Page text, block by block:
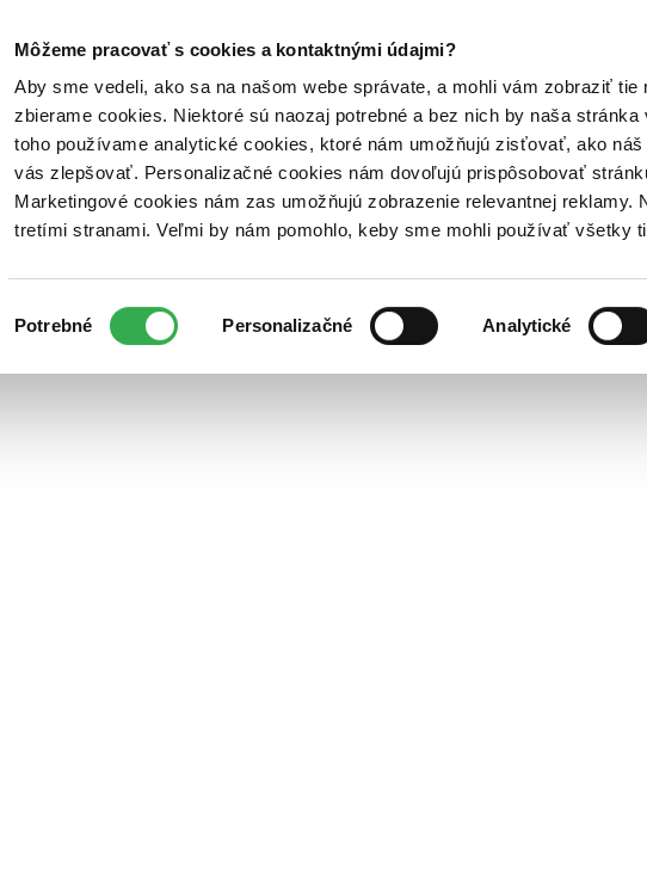
Môžeme pracovať s cookies a kontaktnými údajmi?
Aby sme vedeli, ako sa na našom webe správate, a mohli vám zobraziť tie
zbierame cookies. Niektoré sú naozaj potrebné a bez nich by naša stránka
toho používame analytické cookies, ktoré nám umožňujú zisťovať, ako náš
vás zlepšovať. Personalizačné cookies nám dovoľujú prispôsobovať
Marketingové cookies nám zas umožňujú zobrazenie relevantnej reklamy.
tretími stranami. Veľmi by nám pomohlo, keby sme mohli používať všetky
súhlasu
Potrebné Personalizačné Analytické
Poukážky Kontakt